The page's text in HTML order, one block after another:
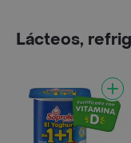
Lácteos,